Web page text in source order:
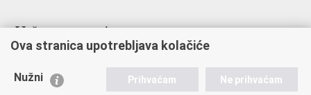
Važne poveznice
Ministarstvo unutarnjih poslova
Udruge
Ova stranica upotrebljava kolačiće
Nužni Prihvaćam Ne prihvaćam